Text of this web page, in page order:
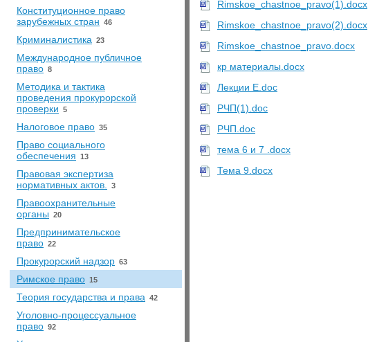
Конституционное право
зарубежных стран 46
Криминалистика 23
Международное публичное
право 8
Методика и тактика
проведения прокурорской
проверки 5
Налоговое право 35
Право социального
обеспечения 13
Правовая экспертиза
нормативных актов.
3
Правоохранительные
органы 20
Предпринимательское
право 22
Прокурорский надзор 63
Римское право 15
Теория государства и права 42
Уголовно-процессуальное
право 92
Rimskoe_chastnoe_pravo(1).docx
Rimskoe_chastnoe_pravo(2).docx
Rimskoe_chastnoe_pravo.docx
кр материалы.docx
Лекции Е.doc
РЧП(1).doc
РЧП.doc
тема 6 и 7 .docx
Тема 9.docx